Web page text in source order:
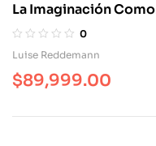
La Imaginación Como
Fuerza Curativa. Como
Tratar Las Secuelas De
0
Luise Reddemann
$89,999.00